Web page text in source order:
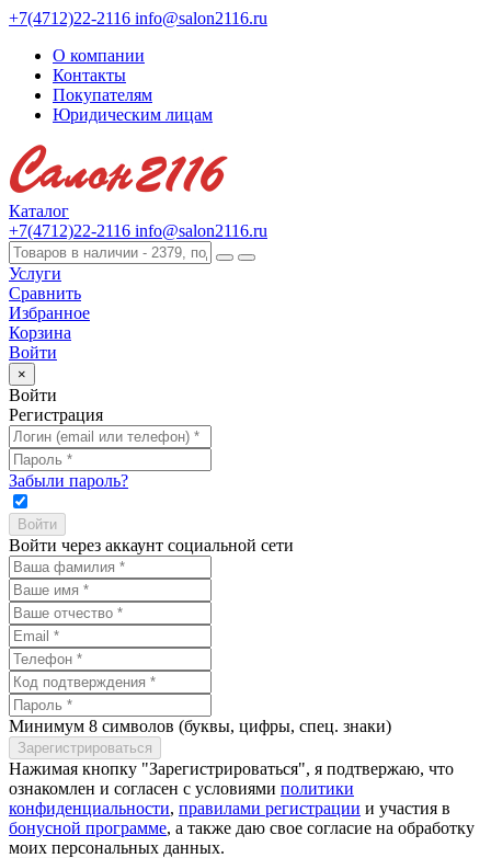
+7(4712)22-2116 info@salon2116.ru
О компании
Контакты
Покупателям
Юридическим лицам
Каталог
+7(4712)22-2116 info@salon2116.ru
Услуги
Сравнить
Избранное
Корзина
Войти
×
Войти
Регистрация
Забыли пароль?
Войти через аккаунт социальной сети
Минимум 8 символов (буквы, цифры, спец. знаки)
Нажимая кнопку "Зарегистрироваться", я подтвержаю, что
ознакомлен и согласен с условиями политики
конфиденциальности, правилами регистрации и участия в
бонусной программе, а также даю свое согласие на обработку
моих персональных данных.